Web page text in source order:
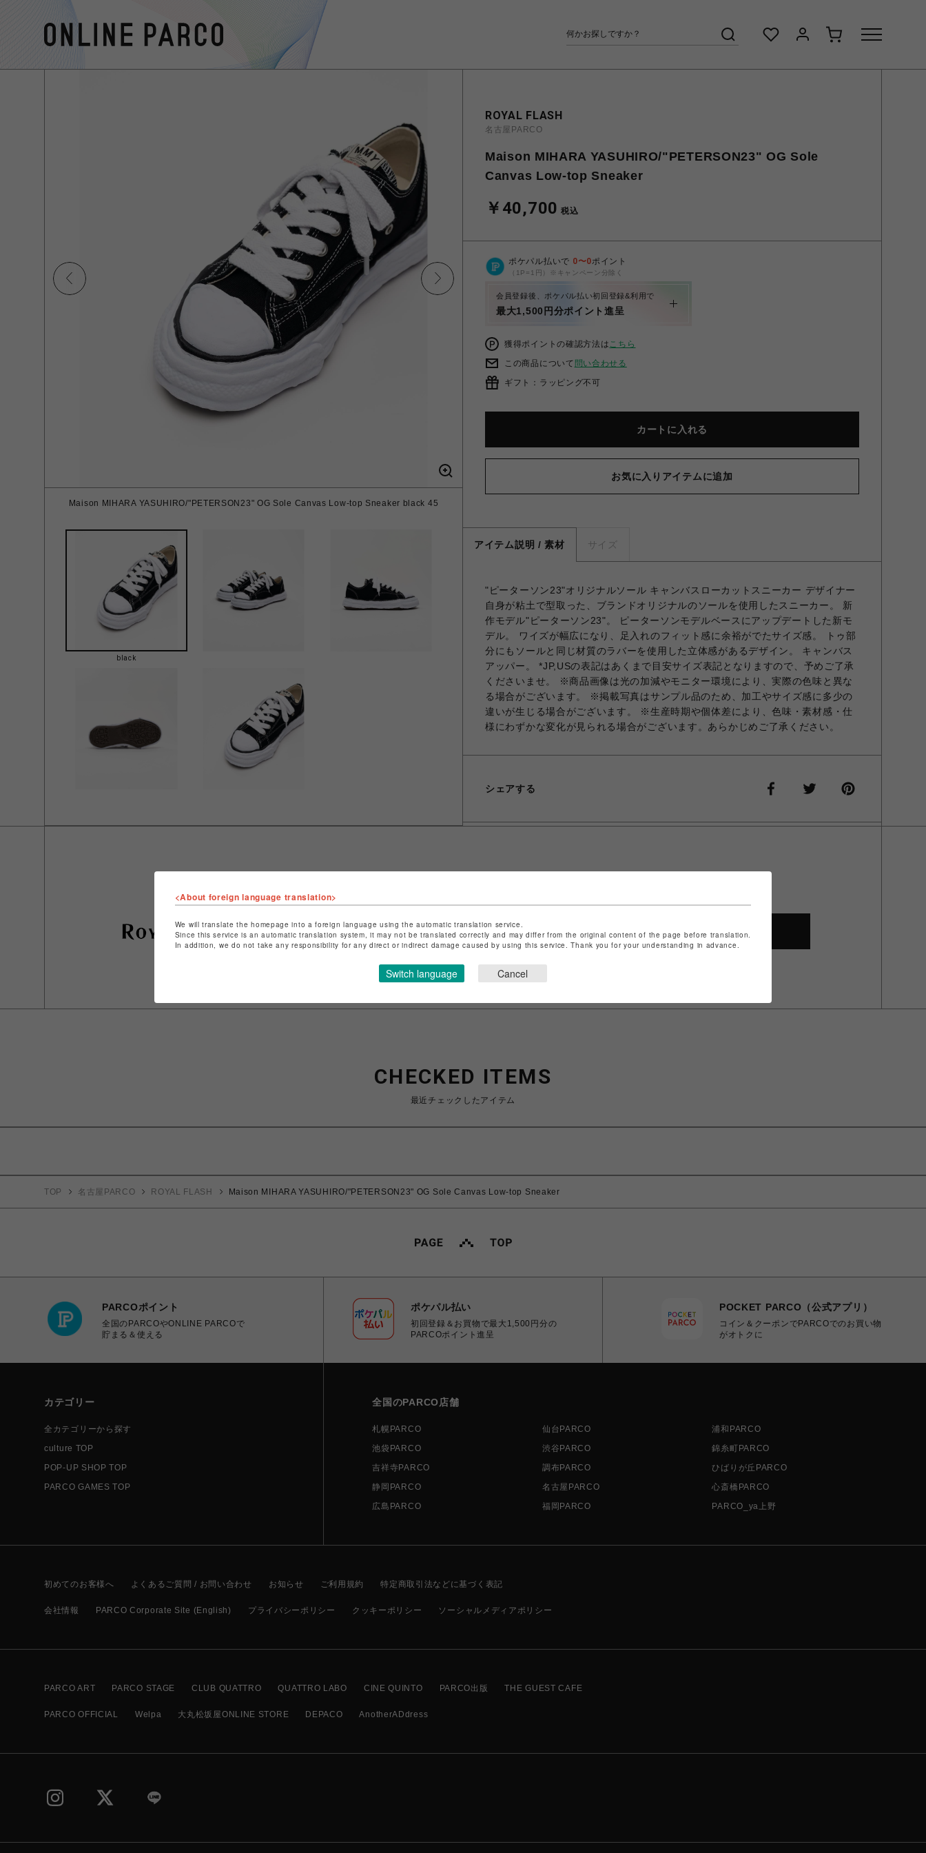
Maison MIHARA YASUHIRO/"PETERSON23" OG Sole Canvas Low-top Sneaker black 45
black
ROYAL FLASH
名古屋PARCO
Maison MIHARA YASUHIRO/"PETERSON23" OG Sole
Canvas Low-top Sneaker
￥40,700 税込
ポケパル払いで 0〜0ポイント
（1P=1円）※キャンペーン分除く
会員登録後、ポケパル払い初回登録&利用で
最大1,500円分ポイント進呈
獲得ポイントの確認方法はこちら
この商品について 問い合わせる
ギフト：ラッピング不可
カートに入れる
お気に入りアイテムに追加
アイテム説明 / 素材 サイズ
"ピーターソン23"オリジナルソール キャンバスローカットスニーカー デザイナー
自身が粘土で型取った、ブランドオリジナルのソールを使用したスニーカー。 新
作モデル"ピーターソン23"。 ピーターソンモデルベースにアップデートした新モ
デル。 ワイズが幅広になり、足入れのフィット感に余裕がでたサイズ感。 トゥ部
分にもソールと同じ材質のラバーを使用した立体感があるデザイン。 キャンバス
アッパー。 *JP,USの表記はあくまで目安サイズ表記となりますので、予めご了承
くださいませ。 ※商品画像は光の加減やモニター環境により、実際の色味と異な
る場合がございます。 ※掲載写真はサンプル品のため、加工やサイズ感に多少の
違いが生じる場合がございます。 ※生産時期や個体差により、色味・素材感・仕
様にわずかな変化が見られる場合がございます。あらかじめご了承ください。
シェアする
ショップ名
特定商取引法など法令に基づく表記はこちら
ショップお問い合わせはこちら
SHOP TOP
CHECKED ITEMS
最近チェックしたアイテム
TOP 名古屋PARCO ROYAL FLASH Maison MIHARA YASUHIRO/"PETERSON23" OG Sole Canvas Low-top Sneaker
PARCOポイント
全国のPARCOやONLINE PARCOで
貯まる＆使える
ポケパル払い
初回登録＆お買物で最大1,500円分の
PARCOポイント進呈
POCKET PARCO（公式アプリ）
コイン＆クーポンでPARCOでのお買い物
がオトクに
カテゴリー
全カテゴリーから探す
culture TOP
POP-UP SHOP TOP
PARCO GAMES TOP
全国のPARCO店舗
札幌PARCO 仙台PARCO
浦和PARCO
池袋PARCO
渋谷PARCO
錦糸町PARCO
吉祥寺PARCO
調布PARCO
ひばりが丘PARCO
静岡PARCO
名古屋PARCO
心斎橋PARCO
広島PARCO
福岡PARCO PARCO_ya上野
初めてのお客様へ よくあるご質問 / お問い合わせ お知らせ ご利用規約 特定商取引法などに基づく表記
会社情報 PARCO Corporate Site (English) プライバシーポリシー クッキーポリシー ソーシャルメディアポリシー
PARCO ART PARCO STAGE CLUB QUATTRO QUATTRO LABO CINE QUINTO PARCO出版 THE GUEST CAFE
PARCO OFFICIAL Welpa 大丸松坂屋ONLINE STORE DEPACO AnotherADdress
<About foreign language translation>
We will translate the homepage into a foreign language using the automatic translation service.
Since this service is an automatic translation system, it may not be translated correctly and may differ from the original content of the page before translation.
In addition, we do not take any responsibility for any direct or indirect damage caused by using this service. Thank you for your understanding in advance.
Switch language Cancel